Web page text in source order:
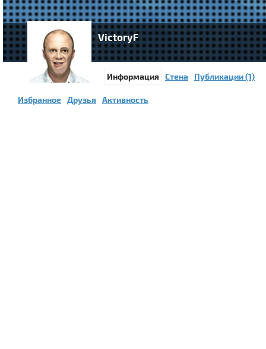
VictoryF
Информация Стена Публикации (1)
Избранное Друзья Активность